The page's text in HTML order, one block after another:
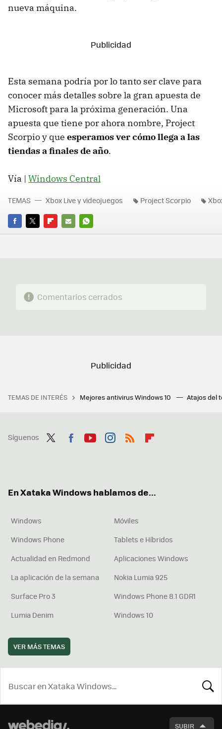
nueva máquina.
Esta semana podría por lo tanto ser clave para
conocer más detalles sobre la gran apuesta de
Microsoft para la próxima generación. Una
apuesta que tiene por ahora nombre, Project
Scorpio y que esperamos ver cómo llega a las
tiendas a finales de año.
Vía | Windows Central
FACEBOOK
TWITTERFLIPBOARD
E-
WHATSAPP
TEMAS Xbox Live y videojuegos Project Scorpio
Comentarios cerrados
TEMAS DE INTERÉS Mejores antivirus Windows 10 Atajos del
Síguenos
En Xataka Windows hablamos de...
Windows
Móviles
Windows Phone
Tablets e Híbridos
Actualidad en Redmond
Aplicaciones Windows
La aplicación de la semana
Nokia Lumia 925
Surface Pro 3
Windows Phone 8.1 GDR1
Lumia Denim
Windows 10
VER MÁS TEMAS
SUBIR